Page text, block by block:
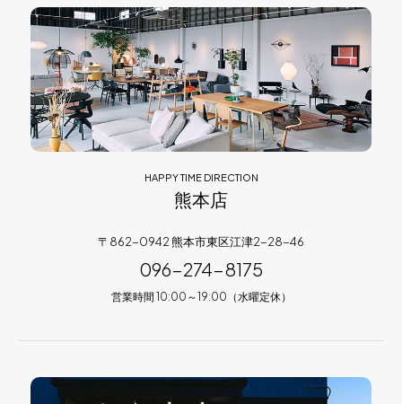
HAPPY TIME DIRECTION
熊本店
〒862-0942 熊本市東区江津2-28-46
096-274-8175
営業時間 10:00～19:00（水曜定休）